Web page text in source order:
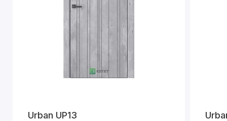
Urban UP13